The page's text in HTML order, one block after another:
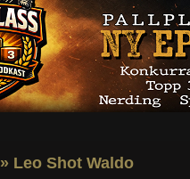
» Leo Shot Waldo